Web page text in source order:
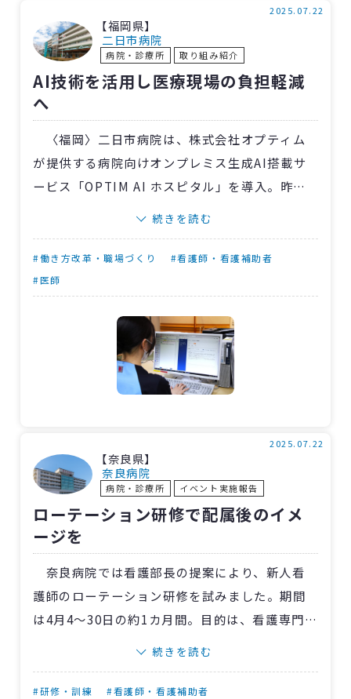
「患者さんの生活を知る貴重な経験となった」
との感想も。
終了後のアンケートでは「職員の方が優しく
接してくれて、改めて看護師を目指そうと思っ
た」とのコメントがありました。
【福岡県】
二日市病院
病院・診療所 取り組み紹介
2025.07.22
AI技術を活用し医療現場の負担軽減
へ
〈福岡〉二日市病院は、株式会社オプティム
が提供する病院向けオンプレミス生成AI搭載サ
ービス「OPTIM AI ホスピタル」を導入。昨年
12月からのテスト運用を経て、5月15日に正式稼
これまで当院では、看護サマリーや診療情報
提供書の作成に多くの時間が割かれ、医師や看
とが課題となっていました。
「OPTIM AI ホスピタル」を導入した結果、
当院では12日以上の入院患者の退院時看護サマ
リー作成において、その84%を同サービスが支
功しました 。こうした文書作成業務の効率化に
より、看護師の作業時間が大幅に短縮され、よ
り質の高い患者ケアに時間を充てることが可能
になりました。
続きを読む
#働き方改革・職場づくり
#看護師・看護補助者
#医師
【奈良県】
奈良病院
病院・診療所 イベント実施報告
2025.07.22
ローテーション研修で配属後のイメ
ージを
奈良病院では看護部長の提案により、新人看
護師のローテーション研修を試みました。期間
は4月4～30日の約1カ月間。目的は、看護専門職
として職場イメージを獲得し、働く自分の姿を
和することでした。
続きを読む
#研修・訓練 #看護師・看護補助者